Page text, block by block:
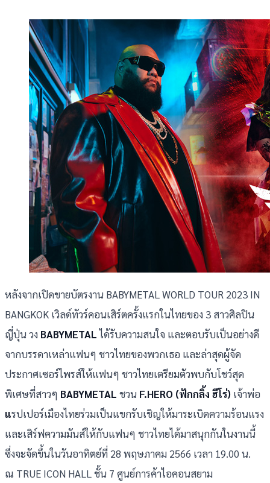
หลังจากเปิดขายบัตรงาน BABYMETAL WORLD TOUR 2023 IN
BANGKOK เวิลด์ทัวร์คอนเสิร์ตครั้งแรกในไทยของ 3 สาวศิลปิน
ญี่ปุ่น วง BABYMETALได้รับความสนใจ และตอบรับเป็นอย่างดี
จากบรรดาเหล่าแฟนๆ ชาวไทยของพวกเธอ และล่าสุดผู้จัด
ประกาศเซอร์ไพรส์ให้แฟนๆ ชาวไทยเตรียมตัวพบกับโชว์สุด
พิเศษที่สาวๆ BABYMETAL ชวน F.HERO (ฟักกลิ้ง ฮีโร่) เจ้าพ่อ
แรปเปอร์เมืองไทยร่วมเป็นแขกรับเชิญให้มาระเบิดความร้อนแรง
และเสิร์ฟความมันส์ให้กับแฟนๆ ชาวไทยได้มาสนุกกันในงานนี้
ซึ่งจะจัดขึ้นในวันอาทิตย์ที่ 28 พฤษภาคม 2566 เวลา 19.00 น.
ณ TRUE ICON HALL ชั้น 7 ศูนย์การค้าไอคอนสยาม